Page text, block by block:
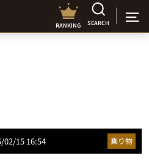
RANKING SEARCH
02/15 16:54 乗り物